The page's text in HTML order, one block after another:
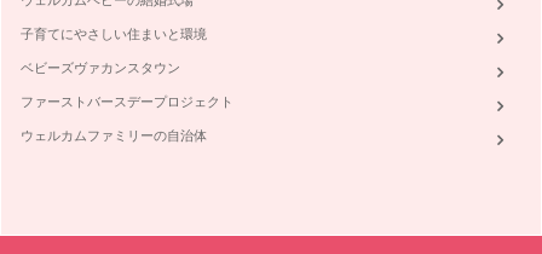
ですか？ まだお子さんが小…
みなさんは｢花育｣をご存知ですか？ 私はこの仕事を始めてか
ら、「花育って何ですか？…
子育てにやさしい住まいと環境
ベビーズヴァカンスタウン
ファーストバースデープロジェクト
ウェルカムファミリーの自治体